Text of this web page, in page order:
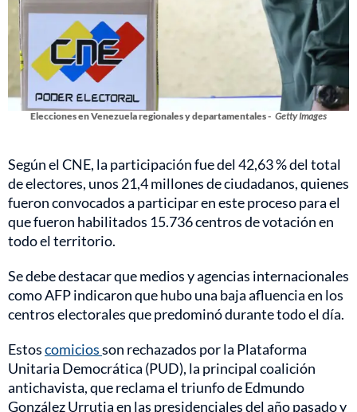
Elecciones en Venezuela regionales y departamentales - Getty Images
Según el CNE, la participación fue del 42,63 % del total
de electores, unos 21,4 millones de ciudadanos, quienes
fueron convocados a participar en este proceso para el
que fueron habilitados 15.736 centros de votación en
todo el territorio.
Se debe destacar que medios y agencias internacionales
como AFP indicaron que hubo una baja afluencia en los
centros electorales que predominó durante todo el día.
Estoscomiciosson rechazados por la Plataforma
Unitaria Democrática (PUD), la principal coalición
antichavista, que reclama el triunfo de Edmundo
González Urrutia en las presidenciales del año pasado y